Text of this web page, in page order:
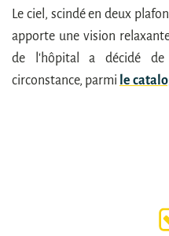
Le ciel, scindé en deux
apporte une vision
de l'hôpital a décidé
circonstance, parmi le